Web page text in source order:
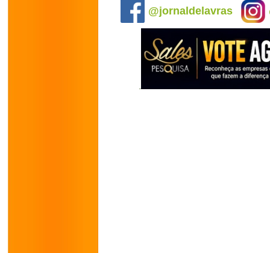
@jornaldelavras